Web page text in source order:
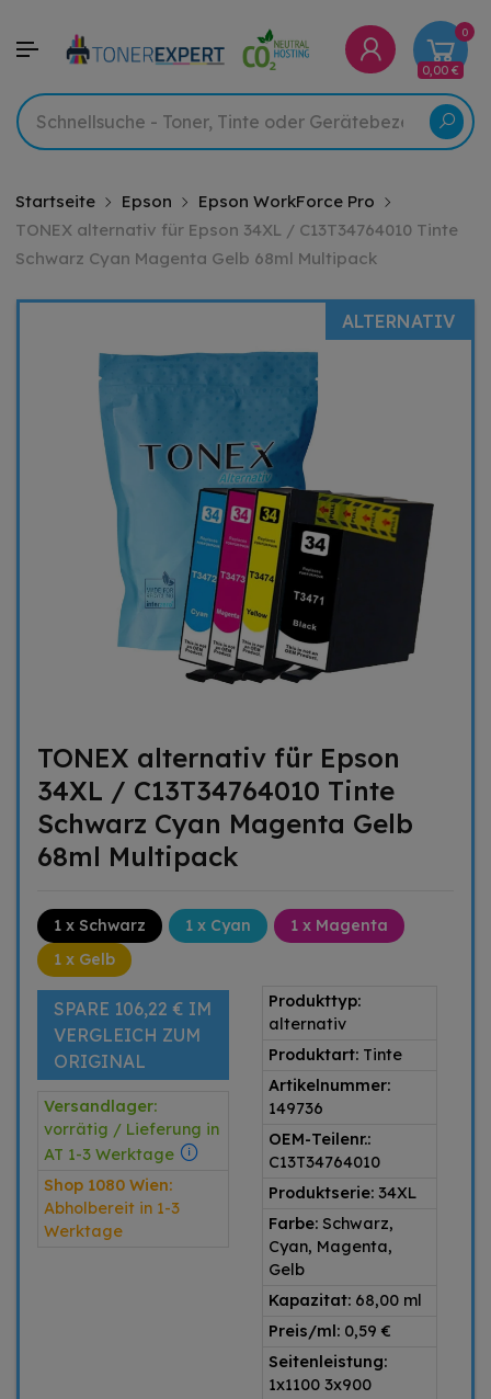
0
0,00 €
Startseite Epson
Epson WorkForce Pro
TONEX alternativ für Epson 34XL / C13T34764010 Tinte
Schwarz Cyan Magenta Gelb 68ml Multipack
ALTERNATIV
TONEX alternativ für Epson
34XL / C13T34764010 Tinte
Schwarz Cyan Magenta Gelb
68ml Multipack
1 x Schwarz 1 x Cyan
1 x Magenta
1 x Gelb
SPARE 106,22 € IM
VERGLEICH ZUM
ORIGINAL
Versandlager:
vorrätig / Lieferung in
AT 1-3 Werktage
Shop 1080 Wien:
Abholbereit in 1-3
Werktage
Produkttyp:
alternativ
Produktart: Tinte
Artikelnummer:
149736
OEM-Teilenr.:
C13T34764010
Produktserie: 34XL
Farbe: Schwarz,
Cyan, Magenta,
Gelb
Kapazitat: 68,00 ml
Preis/ml: 0,59 €
Seitenleistung:
1x1100 3x900